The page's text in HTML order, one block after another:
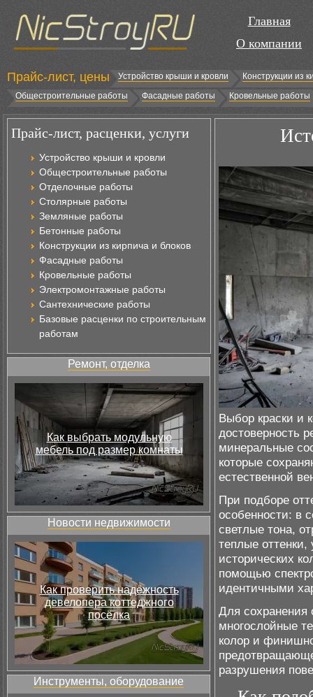
Главная
О компании
Прайс-лист, цены Устройство крыши и кровли
Конструкции из
Общестроительные работы
Фасадные работы Кровельные работы
Прайс-лист, расценки, услуги
Устройство крыши и кровли
Общестроительные работы
Отделочные работы
Столярные работы
Земляные работы
Бетонные работы
Конструкции из кирпича и блоков
Фасадные работы
Кровельные работы
Электромонтажные работы
Сантехнические работы
Базовые расценки по строительным
работам
Ремонт, отделка
Как выбрать модульную
мебель под размер комнаты
Новости недвижимости
Как проверить надёжность
девелопера коттеджного
посёлка
Инструменты, оборудование
Выбор краски и
достоверность
минеральные
которые
естественной
При подборе
особенности: в
светлые тона,
теплые оттенки,
исторических
помощью
идентичными
Для сохранения
многослойные
колор и
разрушения